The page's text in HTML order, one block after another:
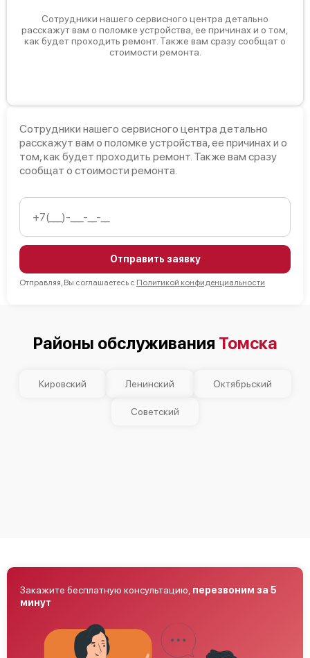
Сотрудники нашего сервисного центра детально
расскажут вам о поломке устройства, ее причинах и о том,
как будет проходить ремонт. Также вам сразу сообщат о
стоимости ремонта.
Сотрудники нашего сервисного центра детально
расскажут вам о поломке устройства, ее причинах и о
том, как будет проходить ремонт. Также вам сразу
сообщат о стоимости ремонта.
Отправить заявку
Отправляя, Вы соглашаетесь с Политикой конфиденциальности
Районы обслуживания Томска
Кировский Ленинский Октябрьский
Советский
Закажите бесплатную консультацию, перезвоним за 5
минут